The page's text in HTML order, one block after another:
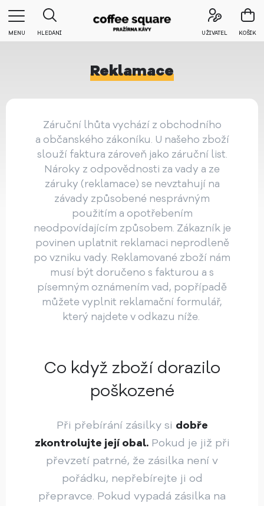
MENU HLEDÁNÍ UŽIVATEL KOŠÍK
Reklamace
Záruční lhůta vychází z obchodního
a občanského zákoníku. U našeho zboží
slouží faktura zároveň jako záruční list.
Nároky z odpovědnosti za vady a ze
záruky (reklamace) se nevztahují na
závady způsobené nesprávným
použitím a opotřebením
neodpovídajícím způsobem. Zákazník je
povinen uplatnit reklamaci neprodleně
po vzniku vady. Reklamované zboží nám
musí být doručeno s fakturou a s
písemným oznámením vad, popřípadě
můžete vyplnit reklamační formulář,
který najdete v odkazu níže.
Co když zboží dorazilo
poškozené
Při přebírání zásilky si dobře
zkontrolujte její obal.Pokud je již při
převzetí patrné, že zásilka není v
pořádku, nepřebírejte ji od
přepravce. Pokud vypadá zásilka na